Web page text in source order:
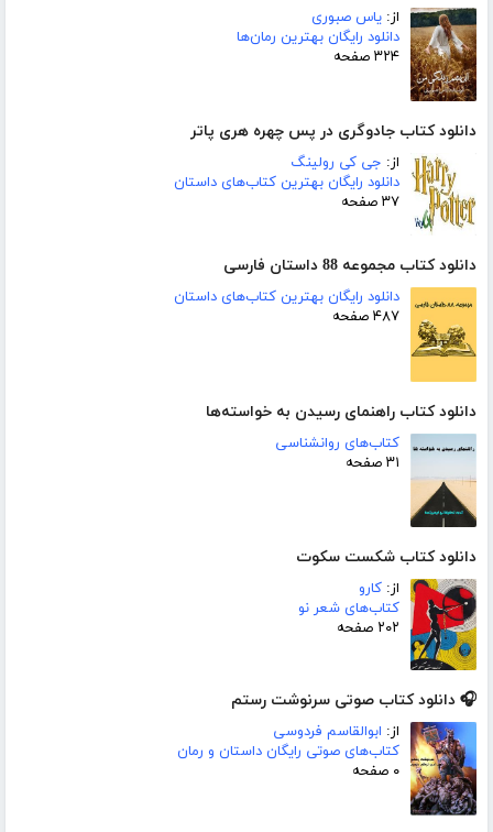
از: یاس صبوری
دانلود رایگان بهترین رمان‌ها
۳۲۴ صفحه
دانلود کتاب جادوگری در پس چهره هری پاتر
از: جی کی رولینگ
دانلود رایگان بهترین کتاب‌های داستان
۳۷ صفحه
دانلود کتاب مجموعه 88 داستان فارسی
دانلود رایگان بهترین کتاب‌های داستان
۴۸۷ صفحه
دانلود کتاب راهنمای رسیدن به خواسته‌ها
کتاب‌های روانشناسی
۳۱ صفحه
دانلود کتاب شکست سکوت
از: کارو
کتاب‌های شعر نو
۲۰۲ صفحه
🎧 دانلود کتاب صوتی سرنوشت رستم
از: ابوالقاسم فردوسی
کتاب‌های صوتی رایگان داستان و رمان
۰ صفحه